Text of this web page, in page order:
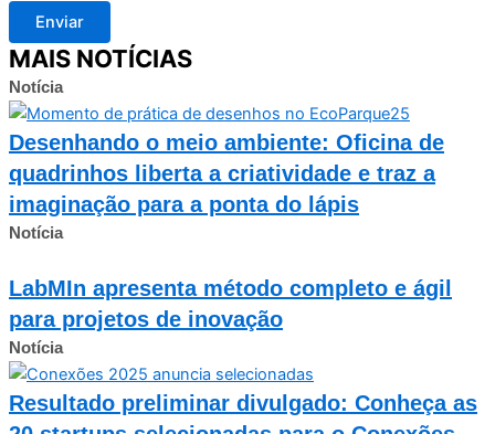
Enviar
MAIS NOTÍCIAS
Notícia
Desenhando o meio ambiente: Oficina de
quadrinhos liberta a criatividade e traz a
imaginação para a ponta do lápis
Notícia
LabMIn apresenta método completo e ágil
para projetos de inovação
Notícia
Resultado preliminar divulgado: Conheça as